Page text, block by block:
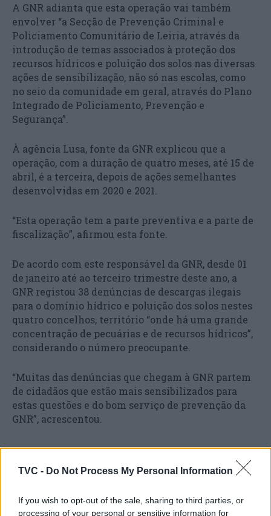
TVC - Do Not Process My Personal Information
If you wish to opt-out of the sale, sharing to third parties, or
processing of your personal or sensitive information for
A GNR adianta que esta operação vai também
envolver “a Secção de Prevenção Criminal e
Policiamento Comunitário de Leiria, através da
introdução de temas associados à proteção dos
recursos hídricos e poluição dos solos nas diversas
ações de sensibilização, não só nas escolas, como
no seio da comunidade em geral, através do Plano
Integrado de Policiamento, Prevenção e
Segurança”.
À agência Lusa, fonte da GNR explicou que a
operação, com a duração de quatro meses, até 15 de
abril, é a terceira, depois de ações semelhantes
desenvolvidas em 2020 e 2021.
“Esta operação tem a parte preventiva e a parte de
fiscalização”, afirmou esta fonte.
De acordo com este responsável da GNR, desde 01
de janeiro até ao terceiro trimestre deste ano, a
GNR registou 38 denúncias de descargas ilegais
para o domínio hídrico e poluição dos solos nestes
quatro concelhos, território “onde há uma grande
concentração de pecuárias e de recursos hídricos”,
considerando o número preocupante.
“Muitas das denúncias que chegam à GNR partem
de cidadãos que estão mais sensibilizados para
estas questões e do bom serviço de prevenção da
GNR”, acrescentou.